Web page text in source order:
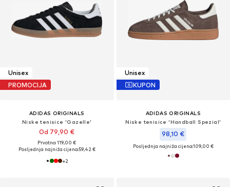
Unisex
PROMOCIJA
ADIDAS ORIGINALS
Niske tenisice 'Gazelle'
Od 79,90 €
Prvotno: 119,00 €
Posljednja najniža cijena:59,42 €
+2
Unisex
KUPON
ADIDAS ORIGINALS
Niske tenisice 'Handball Spezial'
98,10 €
Posljednja najniža cijena:109,00 €